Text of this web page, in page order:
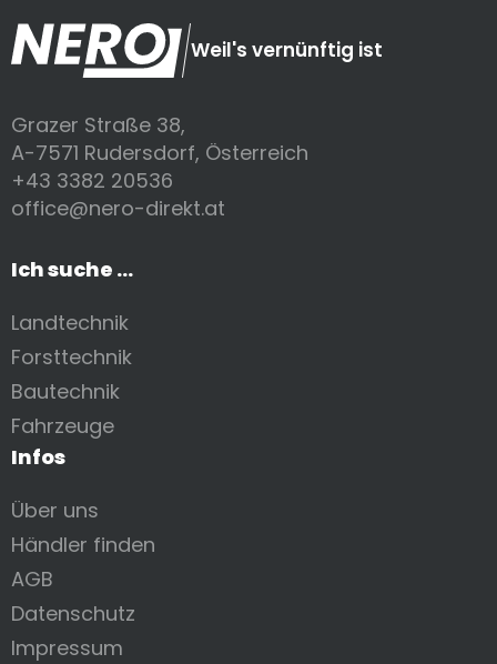
Weil's vernünftig ist
Grazer Straße 38,
A-7571 Rudersdorf, Österreich
+43 3382 20536
office@nero-direkt.at
Ich suche ...
Landtechnik
Forsttechnik
Bautechnik
Fahrzeuge
Infos
Über uns
Händler finden
AGB
Datenschutz
Impressum